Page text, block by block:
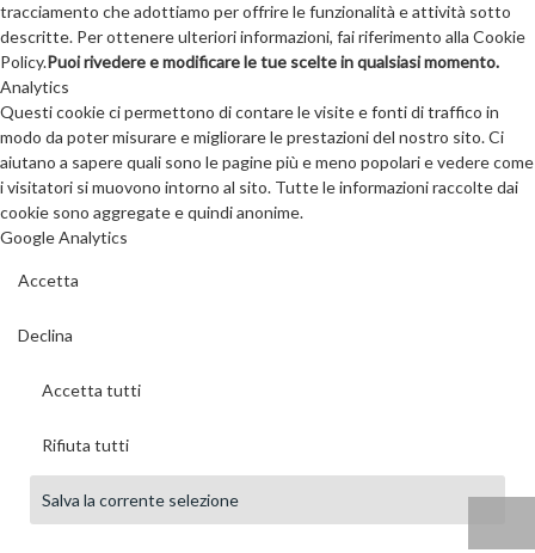
tracciamento che adottiamo per offrire le funzionalità e attività sotto
descritte. Per ottenere ulteriori informazioni, fai riferimento alla Cookie
Policy.Puoi rivedere e modificare le tue scelte in qualsiasi momento.
Analytics
Questi cookie ci permettono di contare le visite e fonti di traffico in
modo da poter misurare e migliorare le prestazioni del nostro sito. Ci
aiutano a sapere quali sono le pagine più e meno popolari e vedere come
i visitatori si muovono intorno al sito. Tutte le informazioni raccolte dai
cookie sono aggregate e quindi anonime.
Google Analytics
Accetta
Declina
Accetta tutti
Rifiuta tutti
Salva la corrente selezione